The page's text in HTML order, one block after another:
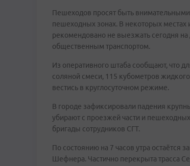
Пешеходов просят быть
пешеходных зонах. В некоторых местах
рекомендовано не выезжать сегодня
общественным транспортом.
Из оперативного штаба сообщают, что
соляной смеси, 115 кубометров
вестись в круглосуточном режиме.
В городе зафиксировали падения
убирают с проезжей части и
бригады сотрудников СГТ.
По состоянию на 7 часов утра остаётся
Шефнера. Частично перекрыта трасса